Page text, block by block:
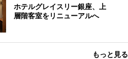
ホテルグレイスリー銀座、上
層階客室をリニューアルへ
もっと見る